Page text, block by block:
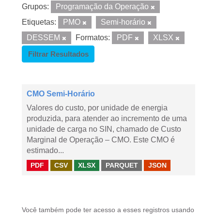
Grupos:
Programação da Operação
Etiquetas:
PMO
Semi-horário
DESSEM
Formatos: PDF
XLSX
Filtrar Resultados
CMO Semi-Horário
Valores do custo, por unidade de energia
produzida, para atender ao incremento de uma
unidade de carga no SIN, chamado de Custo
Marginal de Operação – CMO. Este CMO é
estimado...
PDF CSV XLSX PARQUET JSON
Você também pode ter acesso a esses registros usando